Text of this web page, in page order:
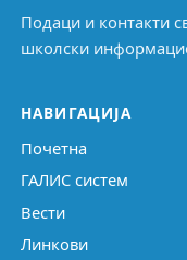
Подаци и контакти
школски
НАВИГАЦИЈА
Почетна
ГАЛИС систем
Вести
Линкови